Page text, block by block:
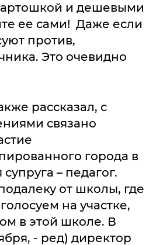
и дешевыми
ее сами! Даже если
против,
Это очевидно
рассказал, с
связано
города в
– педагог.
от школы, где
на участке,
в этой школе. В
- ред) директор